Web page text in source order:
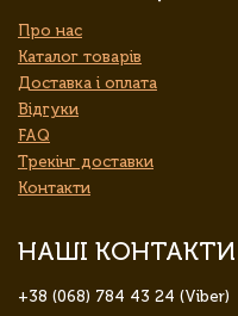
Про нас
Каталог товарів
Доставка і оплата
Відгуки
FAQ
Трекінг доставки
Контакти
НАШІ КОНТАКТИ
+38 (068) 784 43 24 (Viber)